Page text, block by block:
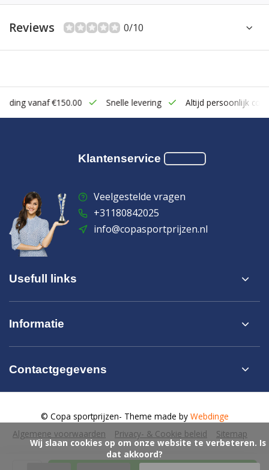
Reviews 0/10
vanaf €150.00 Snelle levering Altijd persoonlijk
Klantenservice
Veelgestelde vragen
+31180842025
info@copasportprijzen.nl
Usefull links
Informatie
Contactgegevens
Algemene voorwaarden Privacy- & Cookie beleid Sitemap
© Copa sportprijzen- Theme made by Webdinge
            Wij slaan cookies op om onze website te verbeteren. Is
dat akkoord?